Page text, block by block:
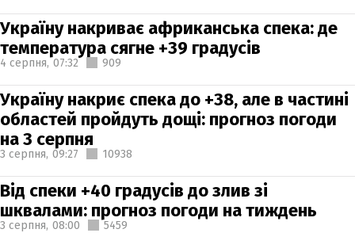
Україну накриває африканська спека: де
температура сягне +39 градусів
4 серпня, 07:32 909
Україну накриє спека до +38, але в частині
областей пройдуть дощі: прогноз погоди
на 3 серпня
3 серпня, 09:27 10938
Від спеки +40 градусів до злив зі
шквалами: прогноз погоди на тиждень
3 серпня, 08:00 5459